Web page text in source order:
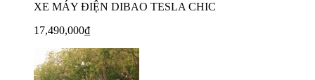
XE MÁY ĐIỆN DIBAO TESLA CHIC
17,490,000₫